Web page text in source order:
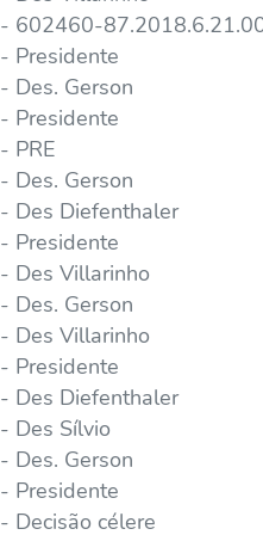
- 602460-
- Presidente
- Des. Gerson
- Presidente
- PRE
- Des. Gerson
- Des Diefenthaler
- Presidente
- Des Villarinho
- Des. Gerson
- Des Villarinho
- Presidente
- Des Diefenthaler
- Des Sílvio
- Des. Gerson
- Presidente
- Decisão célere